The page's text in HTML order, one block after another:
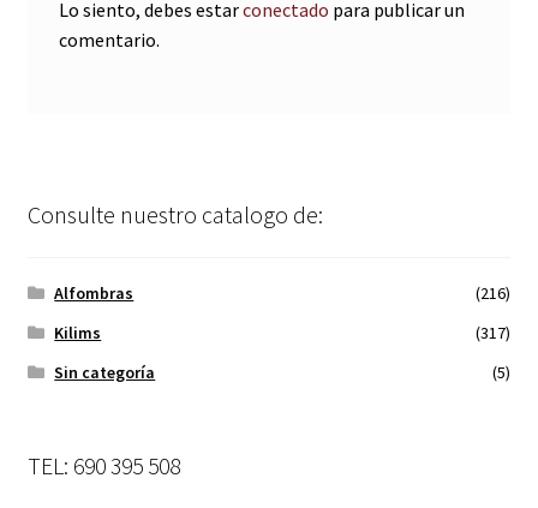
Lo siento, debes estarconectado para publicar un
comentario.
Consulte nuestro catalogo de:
Alfombras
(216)
Kilims
(317)
Sin categoría
(5)
TEL: 690 395 508